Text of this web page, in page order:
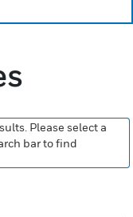
Please select a
bar to find